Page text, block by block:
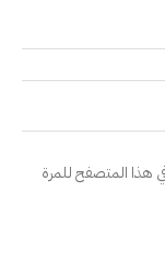
في هذا المتصفح للمرة